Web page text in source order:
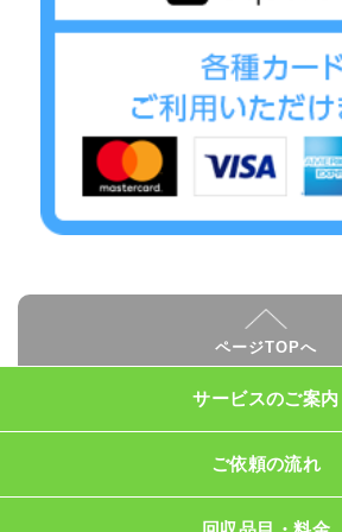
ページTOPへ
サービスのご案内
ご依頼の流れ